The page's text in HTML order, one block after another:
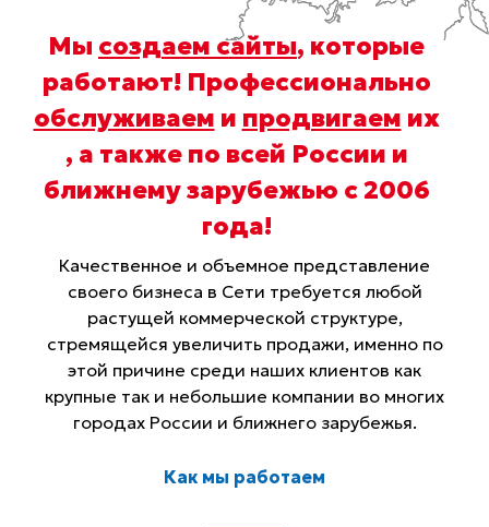
Мы создаем сайты, которые
работают! Профессионально
обслуживаем и продвигаем их
, а также по всей России и
ближнему зарубежью с 2006
года!
Качественное и объемное представление
своего бизнеса в Сети требуется любой
растущей коммерческой структуре,
стремящейся увеличить продажи, именно по
этой причине среди наших клиентов как
крупные так и небольшие компании во многих
городах России и ближнего зарубежья.
Как мы работаем